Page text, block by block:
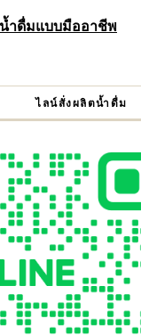
ำดื่มแบบมืออาชีพ
ไลน์สั่งผลิตน้ำดื่ม